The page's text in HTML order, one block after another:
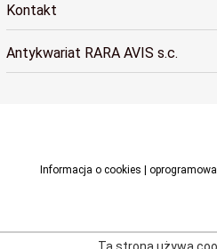
Kontakt
Antykwariat RARA AVIS s.c.
Informacja o cookies
Ta strona używa